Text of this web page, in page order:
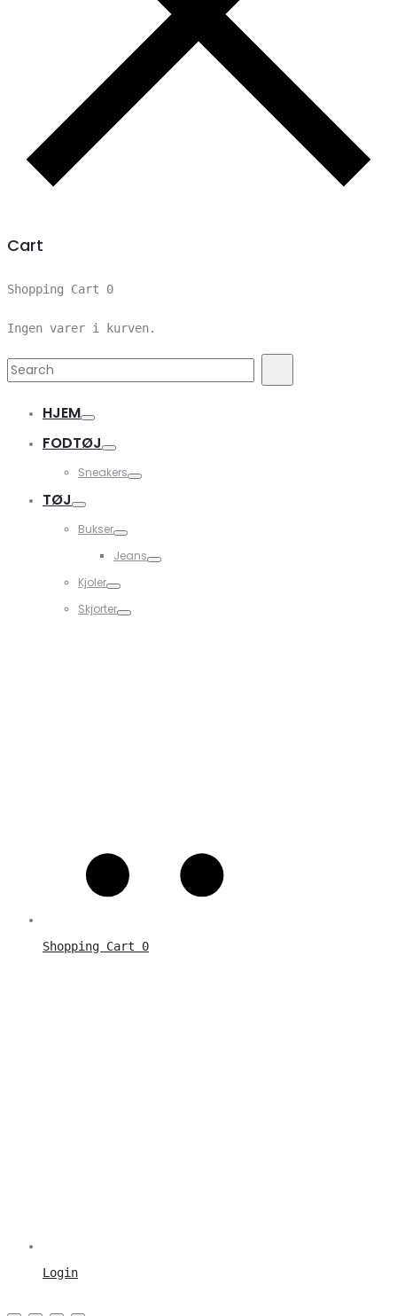
Cart
Shopping Cart 0
Ingen varer i kurven.
Search
HJEM
FODTØJ
Sneakers
TØJ
Bukser
Jeans
Kjoler
Skjorter
Shopping Cart 0
Login